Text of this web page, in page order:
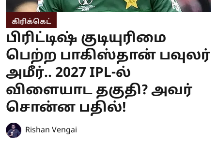
கிரிக்கெட்
பிரிட்டிஷ் குடியுரிமை
பெற்ற பாகிஸ்தான் பவுலர்
அமீர்.. 2027 IPL-ல்
விளையாட தகுதி? அவர்
சொன்ன பதில்!
Rishan Vengai